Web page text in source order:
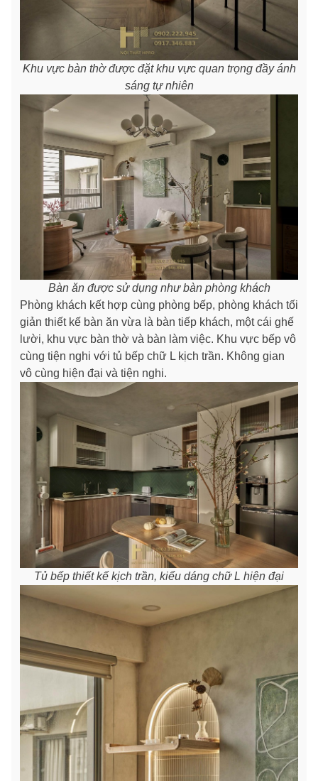
Khu vực bàn thờ được đặt khu vực quan trọng đầy ánh
sáng tự nhiên
Bàn ăn được sử dụng như bàn phòng khách
Phòng khách kết hợp cùng phòng bếp, phòng khách tối
giản thiết kế bàn ăn vừa là bàn tiếp khách, một cái ghế
lười, khu vực bàn thờ và bàn làm việc. Khu vực bếp vô
cùng tiện nghi với tủ bếp chữ L kịch trần. Không gian
vô cùng hiện đại và tiện nghi.
Tủ bếp thiết kế kịch trần, kiểu dáng chữ L hiện đại